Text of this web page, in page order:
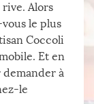
Alors
le plus
Coccoli
Et en
à
le